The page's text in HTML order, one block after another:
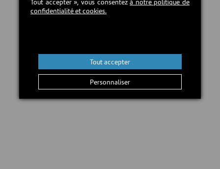
Tout accepter », vous consentezà notre politique de
confidentialité et cookies.
Personnaliser
Tout accepter